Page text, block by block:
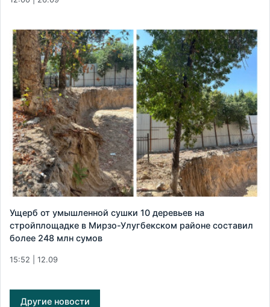
Ущерб от умышленной сушки 10 деревьев на
стройплощадке в Мирзо-Улугбекском районе составил
более 248 млн сумов
15:52 | 12.09
Другие новости